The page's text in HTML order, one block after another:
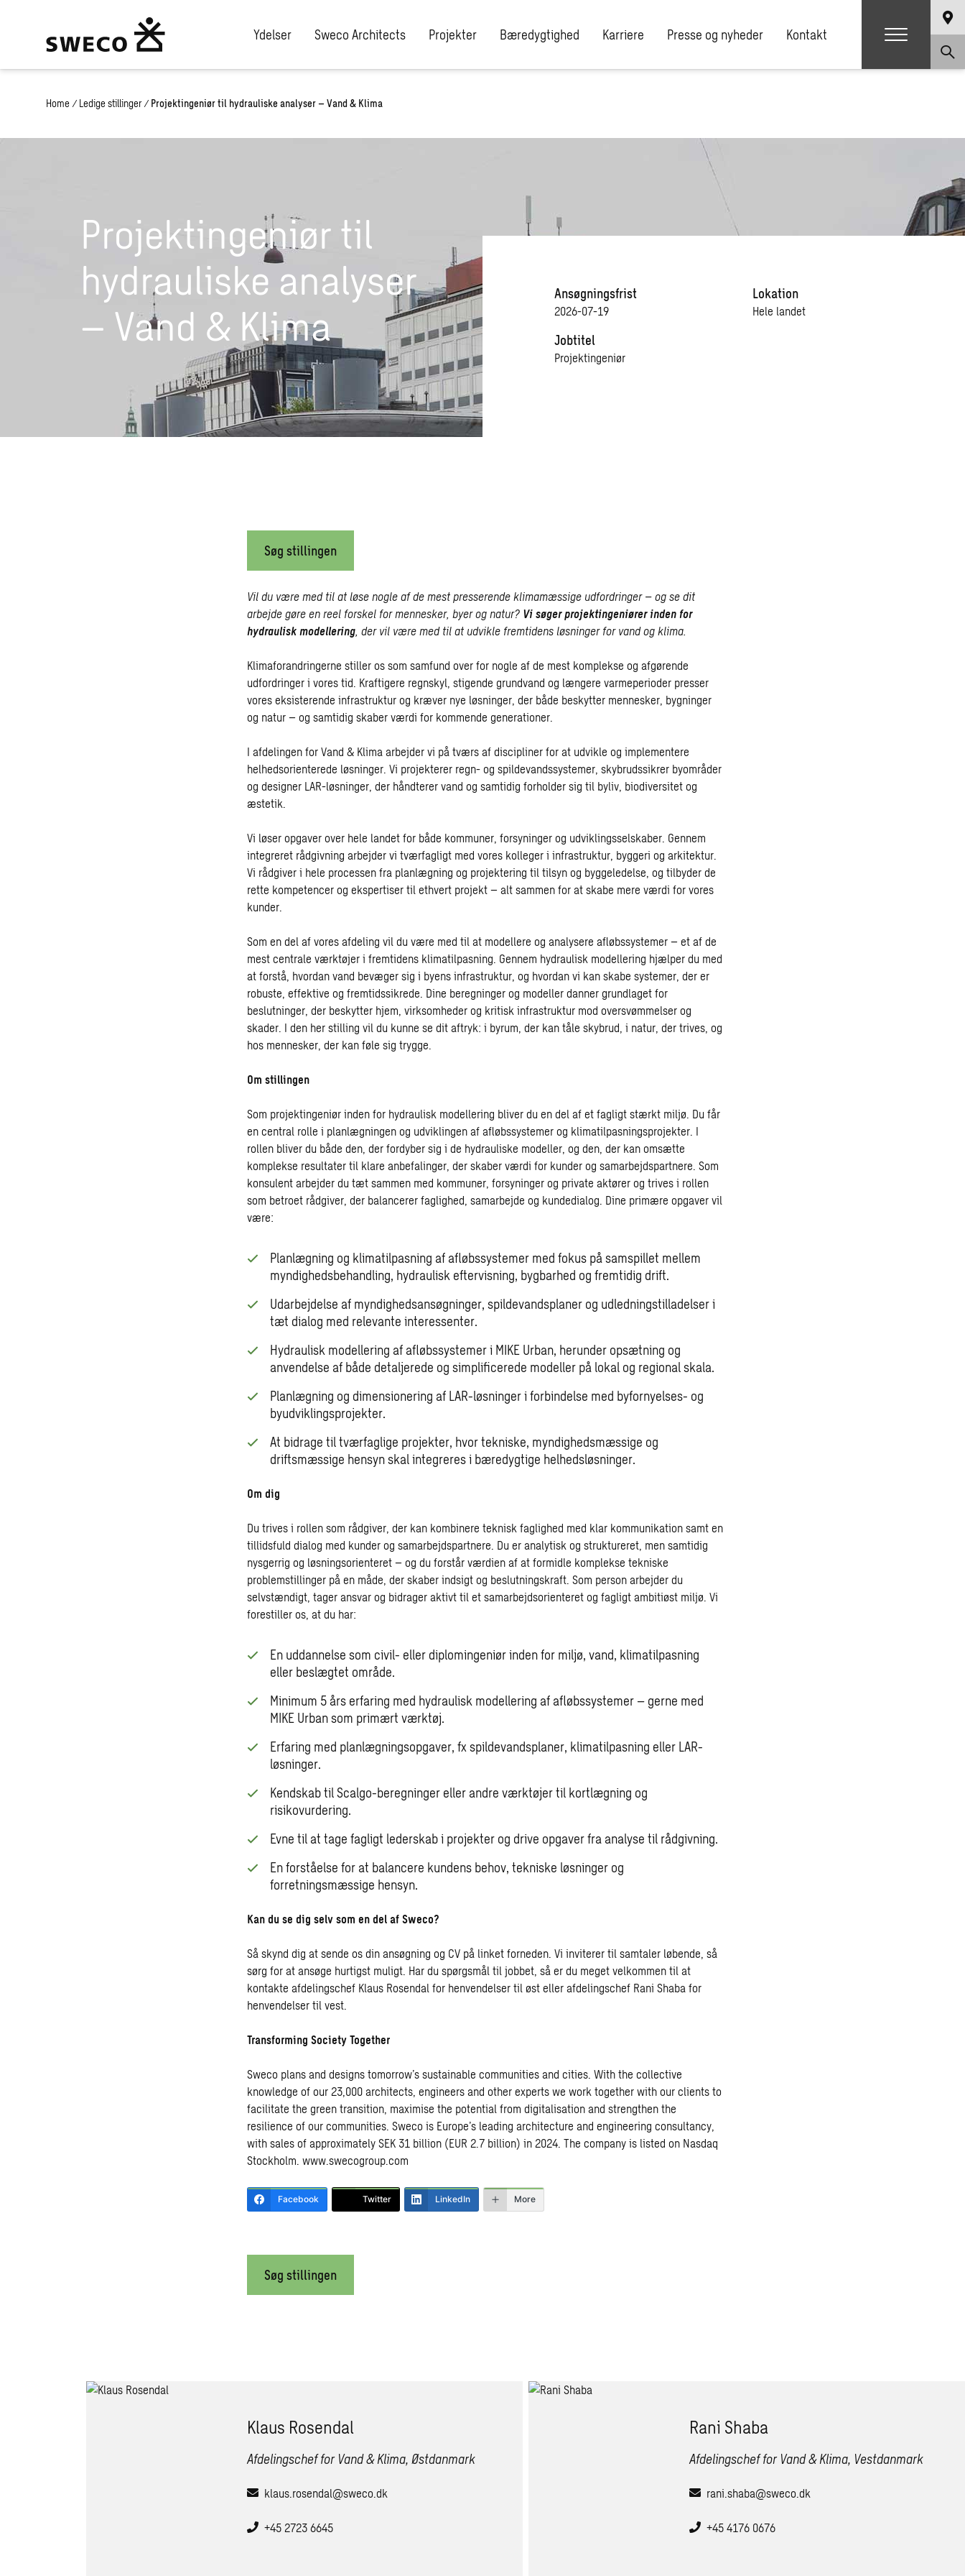
Ydelser Sweco Architects Projekter Bæredygtighed Karriere Presse og nyheder Kontakt
Home / Ledige stillinger / Projektingeniør til hydrauliske analyser – Vand & Klima
Projektingeniør til
hydrauliske analyser
– Vand & Klima
Ansøgningsfrist
2026-07-19
Jobtitel
Projektingeniør
Lokation
Hele landet
Søg stillingen
Vil du være med til at løse nogle af de mest presserende klimamæssige udfordringer – og se dit
arbejde gøre en reel forskel for mennesker, byer og natur? Vi søger projektingeniører inden for
hydraulisk modellering, der vil være med til at udvikle fremtidens løsninger for vand og klima.
Klimaforandringerne stiller os som samfund over for nogle af de mest komplekse og afgørende
udfordringer i vores tid. Kraftigere regnskyl, stigende grundvand og længere varmeperioder presser
vores eksisterende infrastruktur og kræver nye løsninger, der både beskytter mennesker, bygninger
og natur – og samtidig skaber værdi for kommende generationer.
I afdelingen for Vand & Klima arbejder vi på tværs af discipliner for at udvikle og implementere
helhedsorienterede løsninger. Vi projekterer regn- og spildevandssystemer, skybrudssikrer byområder
og designer LAR-løsninger, der håndterer vand og samtidig forholder sig til byliv, biodiversitet og
æstetik.
Vi løser opgaver over hele landet for både kommuner, forsyninger og udviklingsselskaber. Gennem
integreret rådgivning arbejder vi tværfagligt med vores kolleger i infrastruktur, byggeri og arkitektur.
Vi rådgiver i hele processen fra planlægning og projektering til tilsyn og byggeledelse, og tilbyder de
rette kompetencer og ekspertiser til ethvert projekt – alt sammen for at skabe mere værdi for vores
kunder.
Som en del af vores afdeling vil du være med til at modellere og analysere afløbssystemer – et af de
mest centrale værktøjer i fremtidens klimatilpasning. Gennem hydraulisk modellering hjælper du med
at forstå, hvordan vand bevæger sig i byens infrastruktur, og hvordan vi kan skabe systemer, der er
robuste, effektive og fremtidssikrede. Dine beregninger og modeller danner grundlaget for
beslutninger, der beskytter hjem, virksomheder og kritisk infrastruktur mod oversvømmelser og
skader. I den her stilling vil du kunne se dit aftryk: i byrum, der kan tåle skybrud, i natur, der trives, og
hos mennesker, der kan føle sig trygge.
Om stillingen
Som projektingeniør inden for hydraulisk modellering bliver du en del af et fagligt stærkt miljø. Du får
en central rolle i planlægningen og udviklingen af afløbssystemer og klimatilpasningsprojekter. I
rollen bliver du både den, der fordyber sig i de hydrauliske modeller, og den, der kan omsætte
komplekse resultater til klare anbefalinger, der skaber værdi for kunder og samarbejdspartnere. Som
konsulent arbejder du tæt sammen med kommuner, forsyninger og private aktører og trives i rollen
som betroet rådgiver, der balancerer faglighed, samarbejde og kundedialog. Dine primære opgaver vil
være:
Planlægning og klimatilpasning af afløbssystemer med fokus på samspillet mellem
myndighedsbehandling, hydraulisk eftervisning, bygbarhed og fremtidig drift.
Udarbejdelse af myndighedsansøgninger, spildevandsplaner og udledningstilladelser i
tæt dialog med relevante interessenter.
Hydraulisk modellering af afløbssystemer i MIKE Urban, herunder opsætning og
anvendelse af både detaljerede og simplificerede modeller på lokal og regional skala.
Planlægning og dimensionering af LAR-løsninger i forbindelse med byfornyelses- og
byudviklingsprojekter.
At bidrage til tværfaglige projekter, hvor tekniske, myndighedsmæssige og
driftsmæssige hensyn skal integreres i bæredygtige helhedsløsninger.
Om dig
Du trives i rollen som rådgiver, der kan kombinere teknisk faglighed med klar kommunikation samt en
tillidsfuld dialog med kunder og samarbejdspartnere. Du er analytisk og struktureret, men samtidig
nysgerrig og løsningsorienteret – og du forstår værdien af at formidle komplekse tekniske
problemstillinger på en måde, der skaber indsigt og beslutningskraft. Som person arbejder du
selvstændigt, tager ansvar og bidrager aktivt til et samarbejdsorienteret og fagligt ambitiøst miljø. Vi
forestiller os, at du har:
En uddannelse som civil- eller diplomingeniør inden for miljø, vand, klimatilpasning
eller beslægtet område.
Minimum 5 års erfaring med hydraulisk modellering af afløbssystemer – gerne med
MIKE Urban som primært værktøj.
Erfaring med planlægningsopgaver, fx spildevandsplaner, klimatilpasning eller LAR-
løsninger.
Kendskab til Scalgo-beregninger eller andre værktøjer til kortlægning og
risikovurdering.
Evne til at tage fagligt lederskab i projekter og drive opgaver fra analyse til rådgivning.
En forståelse for at balancere kundens behov, tekniske løsninger og
forretningsmæssige hensyn.
Kan du se dig selv som en del af Sweco?
Så skynd dig at sende os din ansøgning og CV på linket forneden. Vi inviterer til samtaler løbende, så
sørg for at ansøge hurtigst muligt. Har du spørgsmål til jobbet, så er du meget velkommen til at
kontakte afdelingschef Klaus Rosendal for henvendelser til øst eller afdelingschef Rani Shaba for
henvendelser til vest.
Transforming Society Together
Sweco plans and designs tomorrow’s sustainable communities and cities. With the collective
knowledge of our 23,000 architects, engineers and other experts we work together with our clients to
facilitate the green transition, maximise the potential from digitalisation and strengthen the
resilience of our communities. Sweco is Europe’s leading architecture and engineering consultancy,
with sales of approximately SEK 31 billion (EUR 2.7 billion) in 2024. The company is listed on Nasdaq
Stockholm. www.swecogroup.com
Facebook Twitter LinkedIn More
Søg stillingen
Klaus Rosendal
Afdelingschef for Vand & Klima, Østdanmark
klaus.rosendal@sweco.dk
+45 2723 6645
Rani Shaba
Afdelingschef for Vand & Klima, Vestdanmark
rani.shaba@sweco.dk
+45 4176 0676